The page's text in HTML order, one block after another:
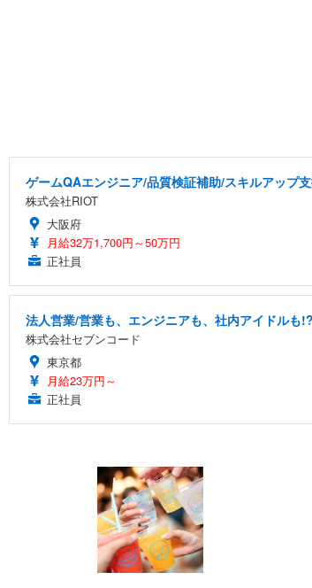
ゲームQAエンジニア/品質検証補助/スキルアップ
株式会社RIOT
大阪府
月給32万1,700円～50万円
正社員
法人営業/営業も、エンジニアも、社内アイドルも
株式会社セブンコード
東京都
月給23万円～
正社員